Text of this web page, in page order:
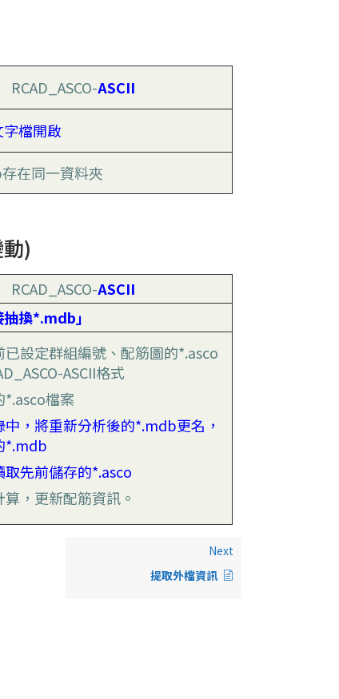
RCAD_ASCO-ASCII
檔開啟
在同一資料夾
)
RCAD_ASCO-ASCII
抽換*.mdb」
已設定群組編號、配筋圖的*.asco
ASCII格式
*.asco檔案
中，將重新分析後的*.mdb更名，
*.mdb
取先前儲存的*.asco
，更新配筋資訊。
Next
提取外檔資訊